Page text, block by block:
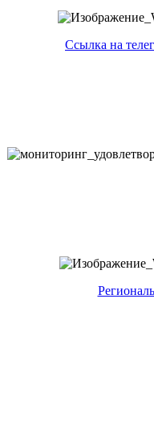
Ссылка на